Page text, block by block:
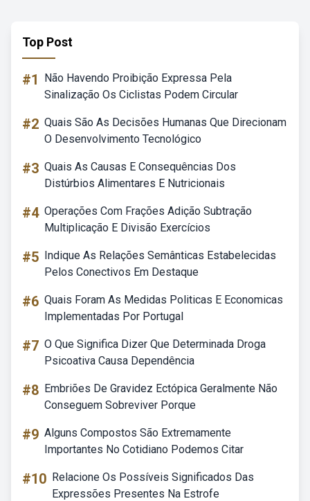
Top Post
#1
Não Havendo Proibição Expressa Pela
Sinalização Os Ciclistas Podem Circular
#2 Quais São As Decisões Humanas Que Direcionam
O Desenvolvimento Tecnológico
#3 Quais As Causas E Consequências Dos
Distúrbios Alimentares E Nutricionais
#4 Operações Com Frações Adição Subtração
Multiplicação E Divisão Exercícios
#5 Indique As Relações Semânticas Estabelecidas
Pelos Conectivos Em Destaque
#6 Quais Foram As Medidas Politicas E Economicas
Implementadas Por Portugal
#7 O Que Significa Dizer Que Determinada Droga
Psicoativa Causa Dependência
#8 Embriões De Gravidez Ectópica Geralmente Não
Conseguem Sobreviver Porque
#9 Alguns Compostos São Extremamente
Importantes No Cotidiano Podemos Citar
#10 Relacione Os Possíveis Significados Das
Expressões Presentes Na Estrofe